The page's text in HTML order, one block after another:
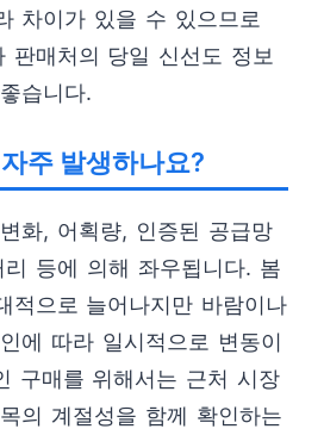
차이가 있을 수 있으므로
판매처의 당일 신선도 정보
습니다.
주 발생하나요?
화, 어획량, 인증된 공급망
등에 의해 좌우됩니다. 봄
적으로 늘어나지만 바람이나
에 따라 일시적으로 변동이
구매를 위해서는 근처 시장
의 계절성을 함께 확인하는